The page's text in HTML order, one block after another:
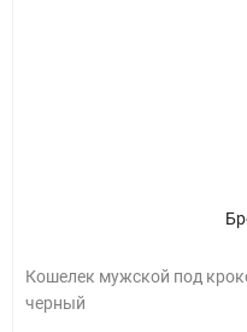
Кошелек мужской под
черный